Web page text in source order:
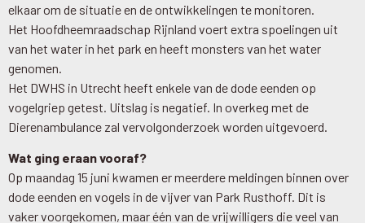
elkaar om de situatie en de ontwikkelingen te monitoren.
Het Hoofdheemraadschap Rijnland voert extra spoelingen uit
van het water in het park en heeft monsters van het water
genomen.
Het DWHS in Utrecht heeft enkele van de dode eenden op
vogelgriep getest. Uitslag is negatief. In overkeg met de
Dierenambulance zal vervolgonderzoek worden uitgevoerd.
Wat ging eraan vooraf?
Op maandag 15 juni kwamen er meerdere meldingen binnen over
dode eenden en vogels in de vijver van Park Rusthoff. Dit is
vaker voorgekomen, maar één van de vrijwilligers die veel van